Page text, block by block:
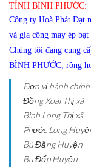
TỈNH BÌNH PHƯỚC:
Công ty Hoà Phát Đạt
và gia công may ép
Chúng tôi đang cung
BÌNH PHƯỚC, rộng
Ðơn vị hành
Đồng Xoài Thị xã
Bình Long Thị xã
Phước Long
Bù Đăng Huyện
Bù Đốp Huyện